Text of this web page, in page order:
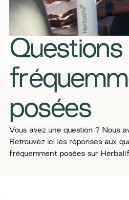
Questions
posées
​​Vous avez une question ? Nous
Retrouvez ici les réponses aux
fréquemment posées sur